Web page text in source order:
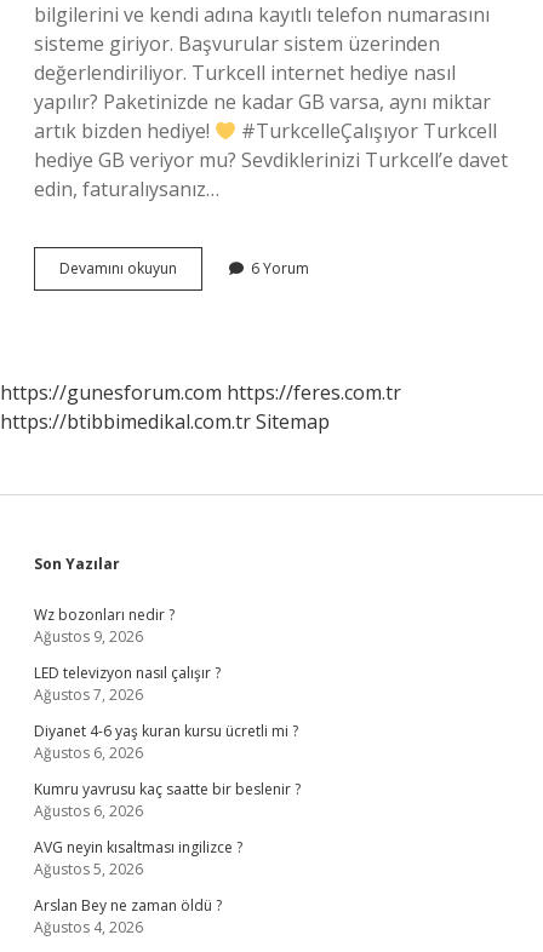
bilgilerini ve kendi adına kayıtlı telefon numarasını
sisteme giriyor. Başvurular sistem üzerinden
değerlendiriliyor. Turkcell internet hediye nasıl
yapılır? Paketinizde ne kadar GB varsa, aynı miktar
artık bizden hediye!
#TurkcelleÇalışıyor Turkcell
hediye GB veriyor mu? Sevdiklerinizi Turkcell’e davet
edin, faturalıysanız…
Devamını okuyun
Gb
6 Yorum
https://gunesforum.com https://feres.com.tr
https://btibbimedikal.com.trSitemap
Sidebar
Son Yazılar
Wz bozonları nedir ?
Ağustos 9, 2026
LED televizyon nasıl çalışır ?
Ağustos 7, 2026
Diyanet 4-6 yaş kuran kursu ücretli mi ?
Ağustos 6, 2026
Kumru yavrusu kaç saatte bir beslenir ?
Ağustos 6, 2026
AVG neyin kısaltması ingilizce ?
Ağustos 5, 2026
Arslan Bey ne zaman öldü ?
Ağustos 4, 2026